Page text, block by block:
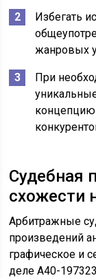
Избегать
жанровых
При
концепцию
Судебная
схожести
Арбитражные
произведений
графическое и
деле А40-